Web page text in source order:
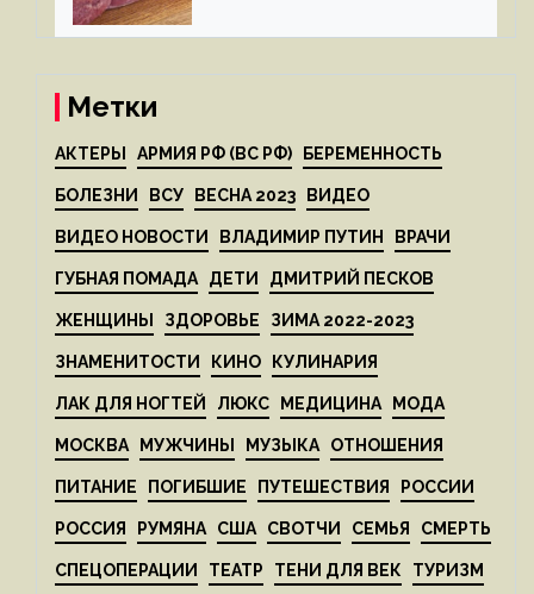
Метки
АКТЕРЫ АРМИЯ РФ (ВС РФ) БЕРЕМЕННОСТЬ
БОЛЕЗНИ ВСУ ВЕСНА 2023 ВИДЕО
ВИДЕО НОВОСТИ ВЛАДИМИР ПУТИН ВРАЧИ
ГУБНАЯ ПОМАДА ДЕТИ ДМИТРИЙ ПЕСКОВ
ЖЕНЩИНЫ ЗДОРОВЬЕ ЗИМА 2022-2023
ЗНАМЕНИТОСТИ КИНО КУЛИНАРИЯ
ЛАК ДЛЯ НОГТЕЙ ЛЮКС МЕДИЦИНА МОДА
МОСКВА МУЖЧИНЫ МУЗЫКА ОТНОШЕНИЯ
ПИТАНИЕ ПОГИБШИЕ ПУТЕШЕСТВИЯ РОССИИ
РОССИЯ РУМЯНА США СВОТЧИ СЕМЬЯ СМЕРТЬ
СПЕЦОПЕРАЦИИ ТЕАТР ТЕНИ ДЛЯ ВЕК ТУРИЗМ